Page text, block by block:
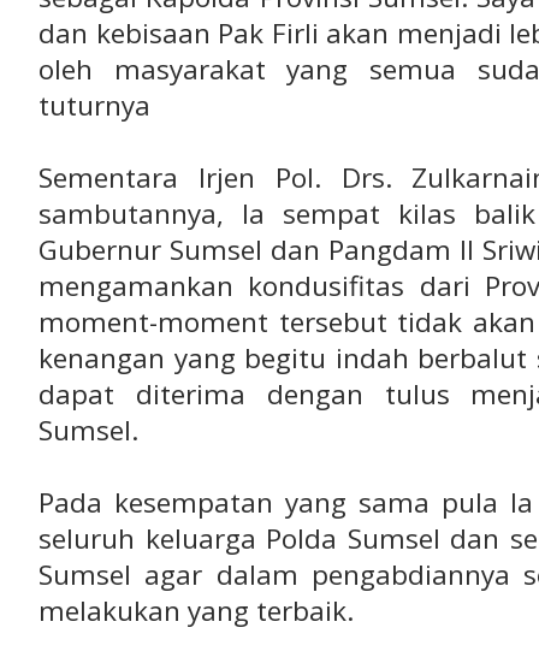
dan kebisaan Pak Firli akan menjadi
oleh masyarakat yang semua
tuturnya
Sementara Irjen Pol. Drs.
sambutannya, Ia sempat kilas
Gubernur Sumsel dan Pangdam II
mengamankan kondusifitas dari
moment-moment tersebut tidak
kenangan yang begitu indah
dapat diterima dengan tulus
Sumsel.
Pada kesempatan yang sama pula
seluruh keluarga Polda Sumsel dan
Sumsel agar dalam pengabdiannya
melakukan yang terbaik.